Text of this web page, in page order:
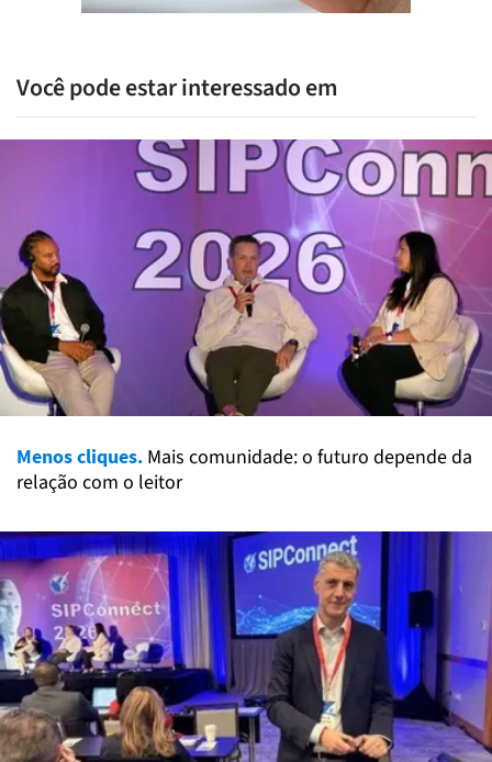
Você pode estar interessado em
Menos cliques. Mais comunidade: o futuro depende da
relação com o leitor